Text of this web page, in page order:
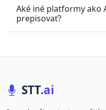
Aké iné platformy ako
prepisovať?
STT.ai